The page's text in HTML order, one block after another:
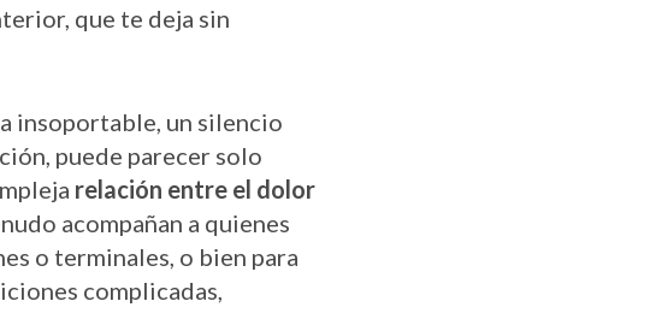
que te deja sin
insoportable, un silencio
puede parecer solo
relación entre el dolor
acompañan a quienes
o terminales, o bien para
complicadas,